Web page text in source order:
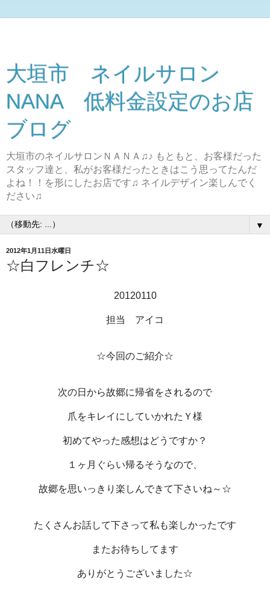
大垣市 ネイルサロン
NANA 低料金設定のお店
ブログ
大垣市のネイルサロンＮＡＮＡ♫♪ もともと、お客様だった
スタッフ達と、私がお客様だったときはこう思ってたんだ
よね！！を形にしたお店です♫ ネイルデザイン楽しんでく
ださい♫
▼
2012年1月11日水曜日
☆白フレンチ☆
20120110
担当 アイコ
☆今回のご紹介☆
次の日から故郷に帰省をされるので
爪をキレイにしていかれたＹ様
初めてやった感想はどうですか？
１ヶ月ぐらい帰るそうなので、
故郷を思いっきり楽しんできて下さいね～☆
たくさんお話して下さって私も楽しかったです
またお待ちしてます
ありがとうございました☆